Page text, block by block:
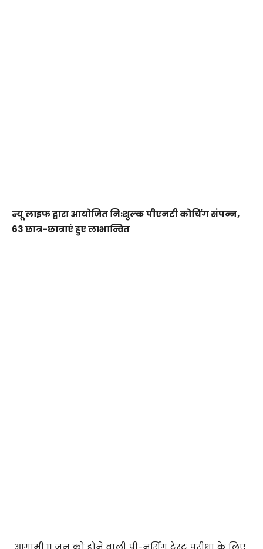
न्यू लाइफ द्वारा आयोजित निःशुल्क पीएनटी कोचिंग संपन्न,
63 छात्र-छात्राएं हुए लाभान्वित